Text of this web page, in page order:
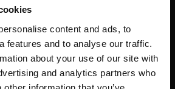
content and ads, to
features and to analyse our traffic.
about your use of our site with
and analytics partners who
OÜ